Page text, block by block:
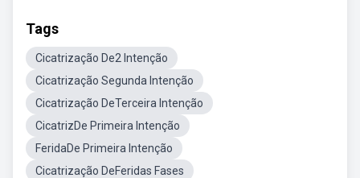
Tags
Cicatrização De2 Intenção
Cicatrização Segunda Intenção
Cicatrização DeTerceira Intenção
CicatrizDe Primeira Intenção
FeridaDe Primeira Intenção
Cicatrização DeFeridas Fases